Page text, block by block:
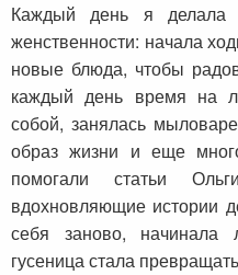
Каждый день я делала
женственности: начала
новые блюда, чтобы
каждый день время на
собой, занялась
образ жизни и еще
помогали статьи
вдохновляющие истории
себя заново, начинала
гусеница стала